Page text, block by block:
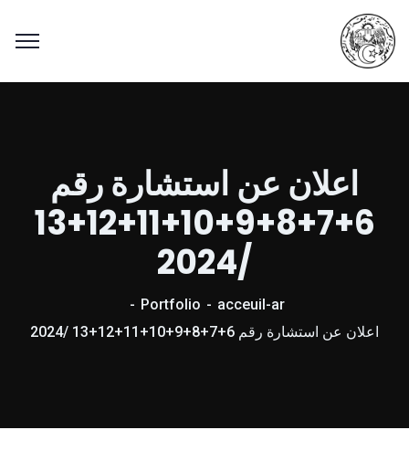
اعلان عن استشارة رقم
6+7+8+9+10+11+12+13
/2024
acceuil-ar
Portfolio
اعلان عن استشارة رقم 6+7+8+9+10+11+12+13 /2024